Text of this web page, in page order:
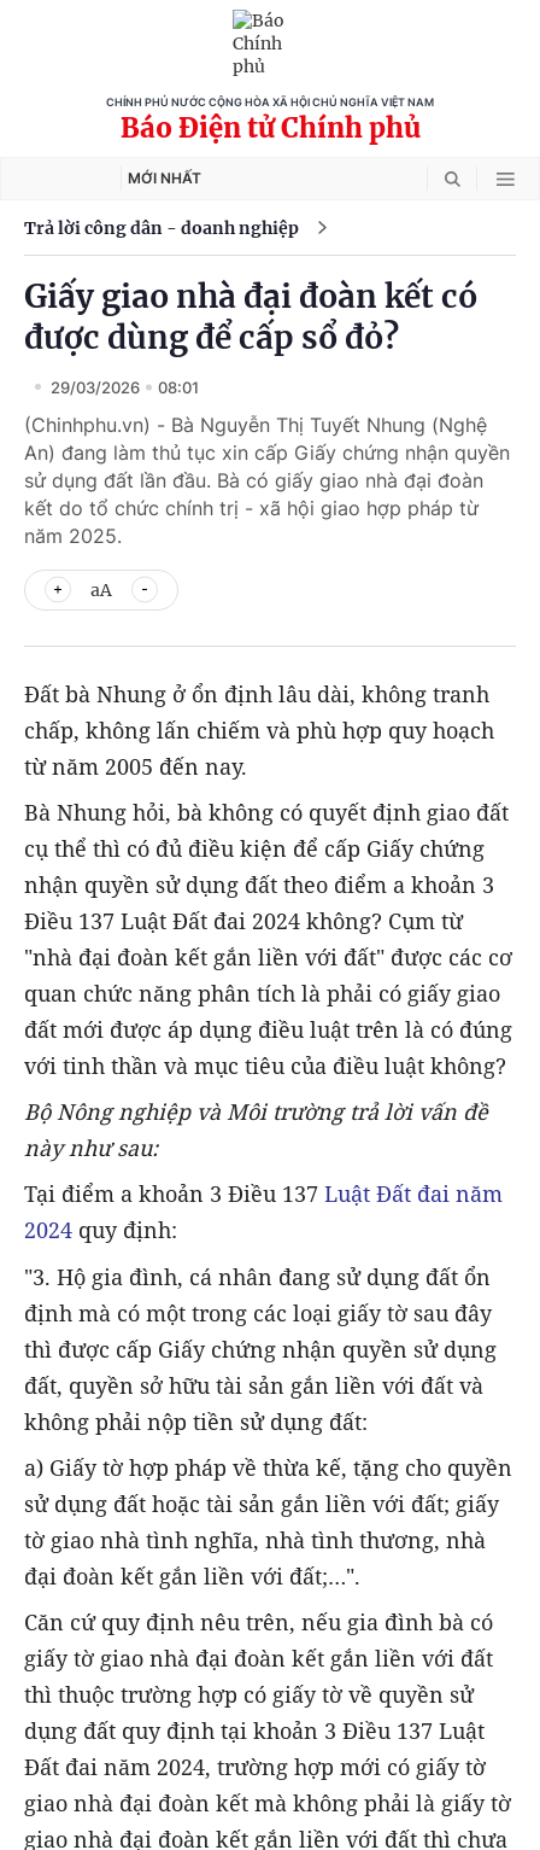
CHÍNH PHỦ NƯỚC CỘNG HÒA XÃ HỘI CHỦ NGHĨA VIỆT NAM
Báo Điện tử Chính phủ
MỚI NHẤT
Trả lời công dân - doanh nghiệp
Giấy giao nhà đại đoàn kết có
được dùng để cấp sổ đỏ?
29/03/2026 08:01
(Chinhphu.vn) - Bà Nguyễn Thị Tuyết Nhung (Nghệ
An) đang làm thủ tục xin cấp Giấy chứng nhận quyền
sử dụng đất lần đầu. Bà có giấy giao nhà đại đoàn
kết do tổ chức chính trị - xã hội giao hợp pháp từ
năm 2025.
aA
Đất bà Nhung ở ổn định lâu dài, không tranh
chấp, không lấn chiếm và phù hợp quy hoạch
từ năm 2005 đến nay.
Bà Nhung hỏi, bà không có quyết định giao đất
cụ thể thì có đủ điều kiện để cấp Giấy chứng
nhận quyền sử dụng đất theo điểm a khoản 3
Điều 137 Luật Đất đai 2024 không? Cụm từ
"nhà đại đoàn kết gắn liền với đất" được các cơ
quan chức năng phân tích là phải có giấy giao
đất mới được áp dụng điều luật trên là có đúng
với tinh thần và mục tiêu của điều luật không?
Bộ Nông nghiệp và Môi trường trả lời vấn đề
này như sau:
Tại điểm a khoản 3 Điều 137 Luật Đất đai năm
2024 quy định:
"3. Hộ gia đình, cá nhân đang sử dụng đất ổn
định mà có một trong các loại giấy tờ sau đây
thì được cấp Giấy chứng nhận quyền sử dụng
đất, quyền sở hữu tài sản gắn liền với đất và
không phải nộp tiền sử dụng đất:
a) Giấy tờ hợp pháp về thừa kế, tặng cho quyền
sử dụng đất hoặc tài sản gắn liền với đất; giấy
tờ giao nhà tình nghĩa, nhà tình thương, nhà
đại đoàn kết gắn liền với đất;…".
Căn cứ quy định nêu trên, nếu gia đình bà có
giấy tờ giao nhà đại đoàn kết gắn liền với đất
thì thuộc trường hợp có giấy tờ về quyền sử
dụng đất quy định tại khoản 3 Điều 137 Luật
Đất đai năm 2024, trường hợp mới có giấy tờ
giao nhà đại đoàn kết mà không phải là giấy tờ
giao nhà đại đoàn kết gắn liền với đất thì chưa